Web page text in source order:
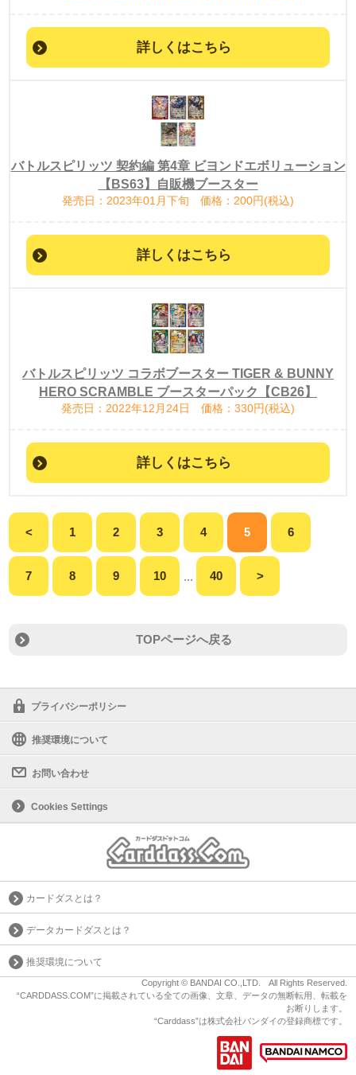
詳しくはこちら
バトルスピリッツ 契約編 第4章 ビヨンドエボリューション
【BS63】自販機ブースター
発売日：2023年01月下旬 価格：200円(税込)
詳しくはこちら
バトルスピリッツ コラボブースター TIGER & BUNNY
HERO SCRAMBLE ブースターパック【CB26】
発売日：2022年12月24日 価格：330円(税込)
詳しくはこちら
< 1 2 3 4 5 6
7 8 9 10 ... 40 >
TOPページへ戻る
プライバシーポリシー
推奨環境について
お問い合わせ
Cookies Settings
カードダスとは？
データカードダスとは？
推奨環境について
Copyright © BANDAI CO.,LTD. All Rights Reserved.
“CARDDASS.COM”に掲載されている全ての画像、文章、データの無断転用、転載を
お断りします。
“Carddass”は株式会社バンダイの登録商標です。